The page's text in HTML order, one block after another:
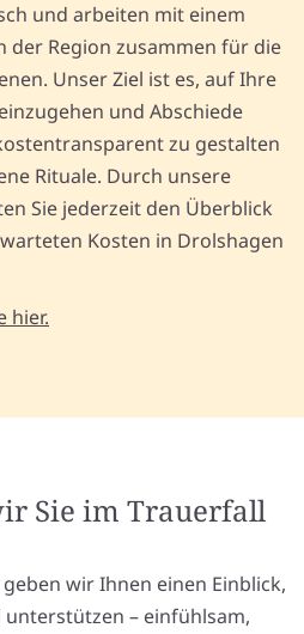
und arbeiten mit einem
Region zusammen für die
Unser Ziel ist es, auf Ihre
und Abschiede
zu gestalten
Rituale. Durch unsere
Sie jederzeit den Überblick
Kosten in Drolshagen
hier.
Sie im Trauerfall
wir Ihnen einen Einblick,
– einfühlsam,